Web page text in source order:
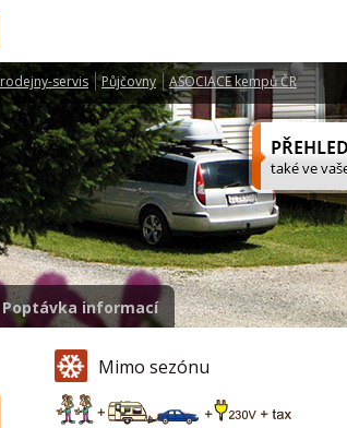
servis Půjčovny ASOCIACE kempů ČR
Poptávka informací
Mimo sezónu